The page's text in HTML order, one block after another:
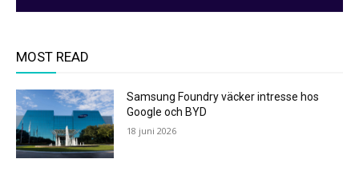
MOST READ
Samsung Foundry väcker intresse hos
Google och BYD
18 juni 2026